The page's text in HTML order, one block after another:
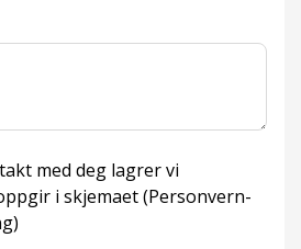
med deg lagrer vi
i skjemaet (Personvern-
)